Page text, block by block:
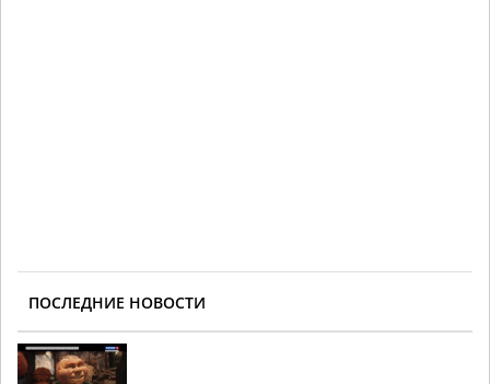
ПОСЛЕДНИЕ НОВОСТИ